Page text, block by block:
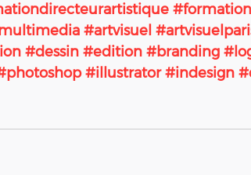
#artvisuel
#dessin #edition #branding
#illustrator #indesign